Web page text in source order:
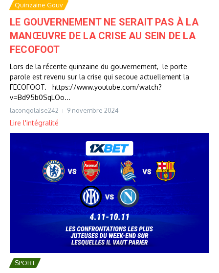
Quinzaine Gouv
LE GOUVERNEMENT NE SERAIT PAS À LA
MANŒUVRE DE LA CRISE AU SEIN DE LA
FECOFOOT
Lors de la récente quinzaine du gouvernement, le porte
parole est revenu sur la crise qui secoue actuellement la
FECOFOOT. https://www.youtube.com/watch?
v=Bd95b0SqLOo...
lacongolaise242 9 novembre 2024
Lire l'intégralité
SPORT